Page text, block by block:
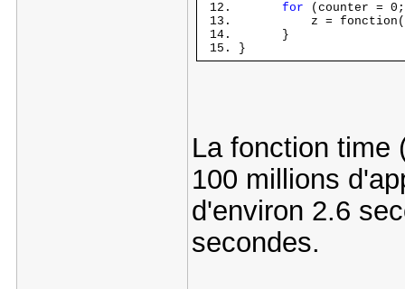
for (counter = 0;
z =
}
}
La fonction time
100 millions
d'environ 2.6
secondes.